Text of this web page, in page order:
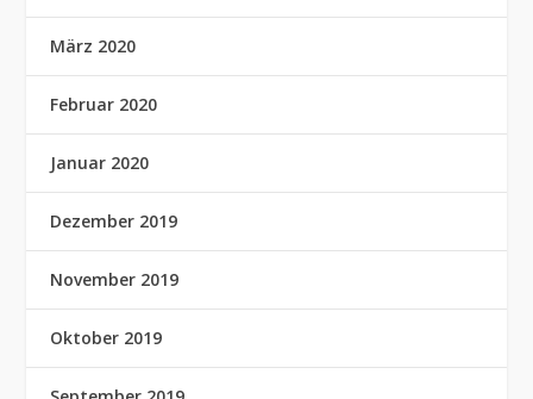
März 2020
Februar 2020
Januar 2020
Dezember 2019
November 2019
Oktober 2019